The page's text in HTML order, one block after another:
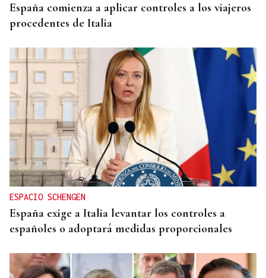
España comienza a aplicar controles a los viajeros
procedentes de Italia
ESPACIO SCHENGEN
España exige a Italia levantar los controles a
españoles o adoptará medidas proporcionales